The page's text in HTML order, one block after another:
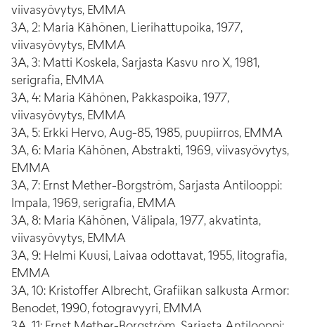
viivasyövytys, EMMA
3A, 2: Maria Kähönen, Lierihattupoika, 1977,
viivasyövytys, EMMA
3A, 3: Matti Koskela, Sarjasta Kasvu nro X, 1981,
serigrafia, EMMA
3A, 4: Maria Kähönen, Pakkaspoika, 1977,
viivasyövytys, EMMA
3A, 5: Erkki Hervo, Aug-85, 1985, puupiirros, EMMA
3A, 6: Maria Kähönen, Abstrakti, 1969, viivasyövytys,
EMMA
3A, 7: Ernst Mether-Borgström, Sarjasta Antilooppi:
Impala, 1969, serigrafia, EMMA
3A, 8: Maria Kähönen, Välipala, 1977, akvatinta,
viivasyövytys, EMMA
3A, 9: Helmi Kuusi, Laivaa odottavat, 1955, litografia,
EMMA
3A, 10: Kristoffer Albrecht, Grafiikan salkusta Armor:
Benodet, 1990, fotogravyyri, EMMA